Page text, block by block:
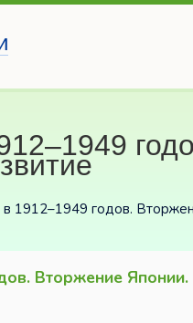
1912–1949 годов.
Вторжение